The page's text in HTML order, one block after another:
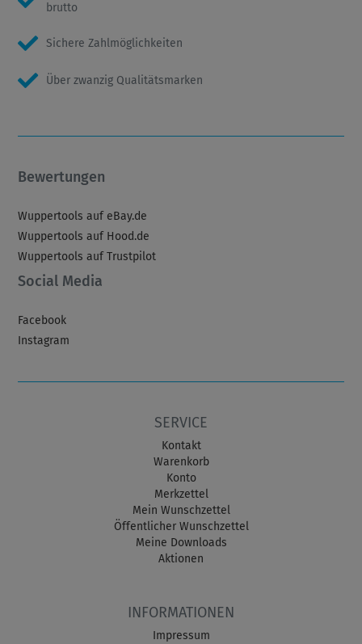
brutto
Sichere Zahlmöglichkeiten
Über zwanzig Qualitätsmarken
Bewertungen
Wuppertools auf eBay.de
Wuppertools auf Hood.de
Wuppertools auf Trustpilot
Social Media
Facebook
Instagram
SERVICE
Kontakt
Warenkorb
Konto
Merkzettel
Mein Wunschzettel
Öffentlicher Wunschzettel
Meine Downloads
Aktionen
INFORMATIONEN
Impressum